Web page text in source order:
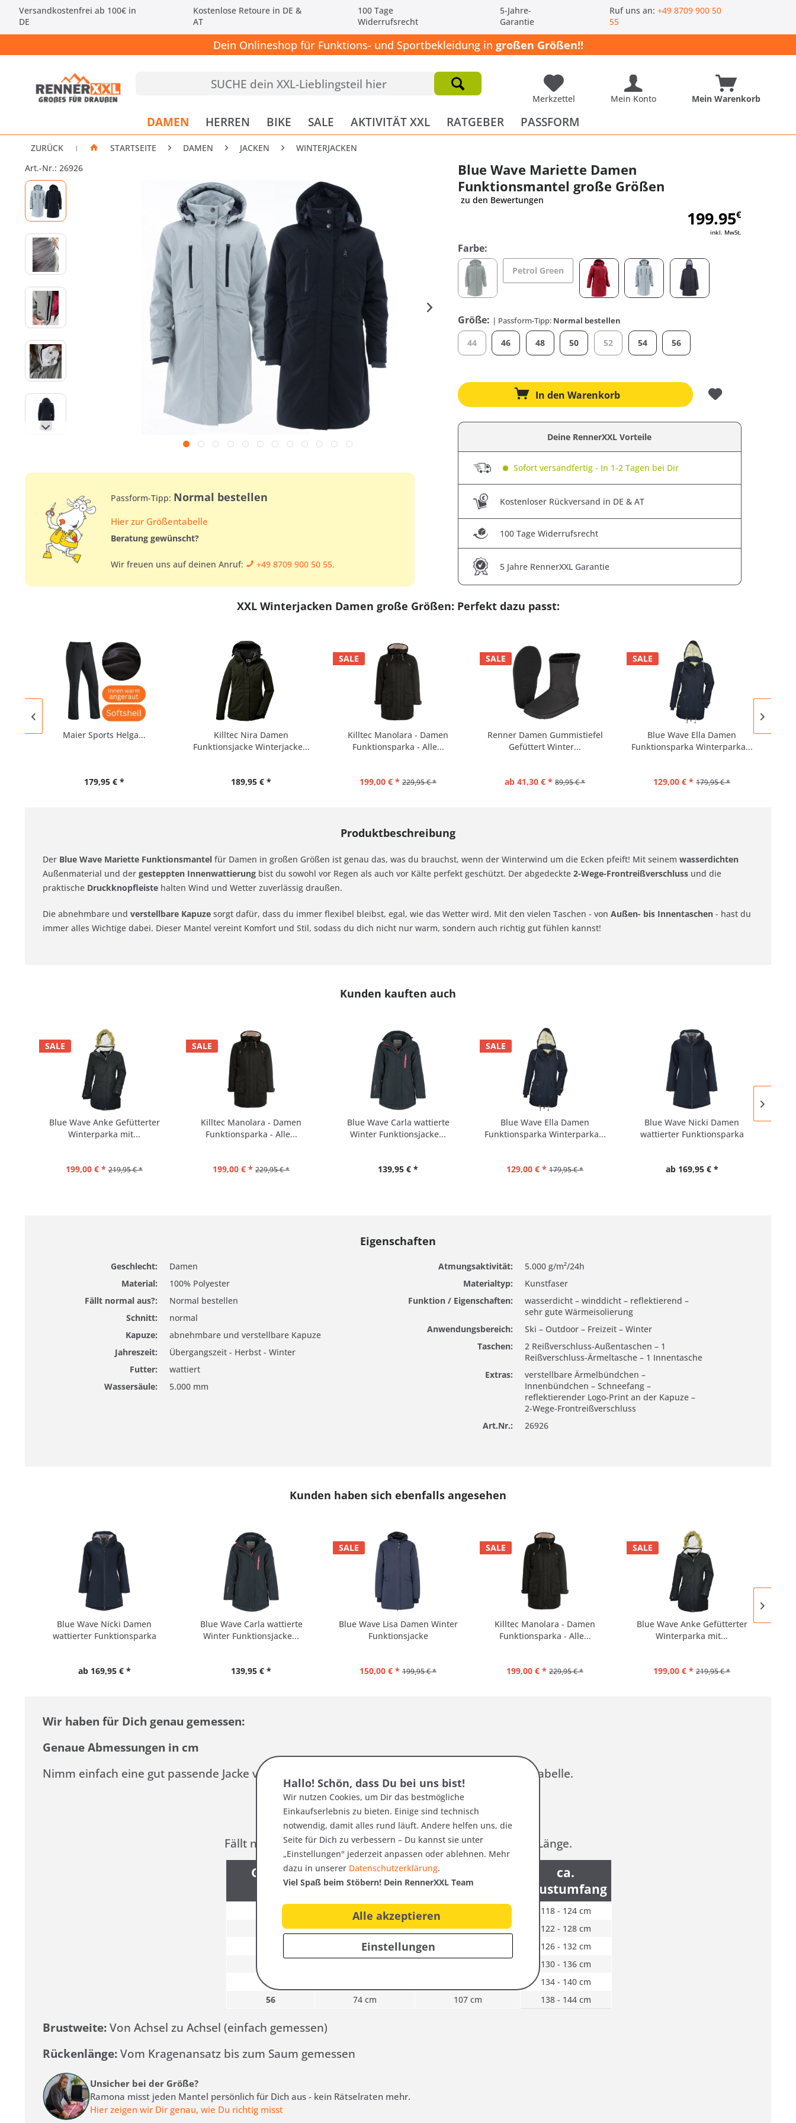
Versandkostenfrei ab 100€ in
DE
Kostenlose Retoure in DE &
AT
100 Tage
Widerrufsrecht
5-Jahre-
Garantie
Ruf uns an:+49 8709 900 50
55
Dein Onlineshop für Funktions- und Sportbekleidung in großen Größen!!
Merkzettel Mein Konto Mein Warenkorb
DAMEN HERREN BIKE SALE AKTIVITÄT XXL RATGEBER PASSFORM
ZURÜCK | STARTSEITE DAMEN JACKEN WINTERJACKEN
Passform-Tipp: Normal bestellen
Hier zur Größentabelle
Beratung gewünscht?
Wir freuen uns auf deinen Anruf: +49 8709 900 50 55.
Blue Wave Mariette Damen
Funktionsmantel große Größen
Art.-Nr.: 26926
zu den Bewertungen
199.95€
inkl. MwSt.
Farbe:
Petrol Green
Größe: | Passform-Tipp: Normal bestellen
44 46 48 50 52 54 56
In den Warenkorb
Deine RennerXXL Vorteile
Sofort versandfertig - In 1-2 Tagen bei Dir
Kostenloser Rückversand in DE & AT
100 Tage Widerrufsrecht
5 Jahre RennerXXL Garantie
XXL Winterjacken Damen große Größen: Perfekt dazu passt:
Maier Sports Helga...
179,95 € *
Killtec Nira Damen
Funktionsjacke Winterjacke...
189,95 € *
SALE
Killtec Manolara - Damen
Funktionsparka - Alle...
199,00 € * 229,95 € *
SALE
Renner Damen Gummistiefel
Gefüttert Winter...
ab 41,30 € * 89,95 € *
SALE
Blue Wave Ella Damen
Funktionsparka Winterparka...
129,00 € * 179,95 € *
Produktbeschreibung
Der Blue Wave Mariette Funktionsmantel für Damen in großen Größen ist genau das, was du brauchst, wenn der Winterwind um die Ecken pfeift! Mit seinem wasserdichten
Außenmaterial und der gesteppten Innenwattierung bist du sowohl vor Regen als auch vor Kälte perfekt geschützt. Der abgedeckte 2-Wege-Frontreißverschluss und die
praktische Druckknopfleiste halten Wind und Wetter zuverlässig draußen.
Die abnehmbare und verstellbare Kapuze sorgt dafür, dass du immer flexibel bleibst, egal, wie das Wetter wird. Mit den vielen Taschen - von Außen- bis Innentaschen - hast du
immer alles Wichtige dabei. Dieser Mantel vereint Komfort und Stil, sodass du dich nicht nur warm, sondern auch richtig gut fühlen kannst!
Kunden kauften auch
SALE
Blue Wave Anke Gefütterter
Winterparka mit...
199,00 € * 219,95 € *
SALE
Killtec Manolara - Damen
Funktionsparka - Alle...
199,00 € * 229,95 € *
Blue Wave Carla wattierte
Winter Funktionsjacke...
139,95 € *
SALE
Blue Wave Ella Damen
Funktionsparka Winterparka...
129,00 € * 179,95 € *
Blue Wave Nicki Damen
wattierter Funktionsparka
ab 169,95 € *
Eigenschaften
Geschlecht:
Damen
Material:
100% Polyester
Fällt normal aus?:
Normal bestellen
Schnitt:
normal
Kapuze:
abnehmbare und verstellbare Kapuze
Jahreszeit:
Übergangszeit - Herbst - Winter
Futter:
wattiert
Wassersäule:
5.000 mm
Atmungsaktivität:
5.000 g/m²/24h
Materialtyp:
Kunstfaser
Funktion / Eigenschaften:
wasserdicht – winddicht – reflektierend –
sehr gute Wärmeisolierung
Anwendungsbereich:
Ski – Outdoor – Freizeit – Winter
Taschen:
2 Reißverschluss-Außentaschen – 1
Reißverschluss-Ärmeltasche – 1 Innentasche
Extras:
verstellbare Ärmelbündchen –
Innenbündchen – Schneefang –
reflektierender Logo-Print an der Kapuze –
2-Wege-Frontreißverschluss
Art.Nr.:
26926
Kunden haben sich ebenfalls angesehen
Blue Wave Nicki Damen
wattierter Funktionsparka
ab 169,95 € *
Blue Wave Carla wattierte
Winter Funktionsjacke...
139,95 € *
SALE
Blue Wave Lisa Damen Winter
Funktionsjacke
150,00 € * 199,95 € *
SALE
Killtec Manolara - Damen
Funktionsparka - Alle...
199,00 € * 229,95 € *
SALE
Blue Wave Anke Gefütterter
Winterparka mit...
199,00 € * 219,95 € *
Wir haben für Dich genau gemessen:
Genaue Abmessungen in cm
Nimm einfach eine gut passende Jacke von Dir und vergleiche die Abmessungen mit dieser Tabelle.
Fällt normal aus - Ärmel haben eine angenehme, normale Länge.
Größe Brustweite Rückenlänge
ca.
Brustumfang
64 cm
118 - 124 cm
66 cm 95 cm
122 - 128 cm
68 cm
126 - 132 cm
130 - 136 cm
54
134 - 140 cm
56
74 cm 107 cm 138 - 144 cm
Brustweite:Von Achsel zu Achsel (einfach gemessen)
Rückenlänge:Vom Kragenansatz bis zum Saum gemessen
Unsicher bei der Größe?
Ramona misst jeden Mantel persönlich für Dich aus - kein Rätselraten mehr.
Hier zeigen wir Dir genau, wie Du richtig misst
Hallo! Schön, dass Du bei uns bist!
Wir nutzen Cookies, um Dir das bestmögliche
Einkaufserlebnis zu bieten. Einige sind technisch
notwendig, damit alles rund läuft. Andere helfen uns, die
Seite für Dich zu verbessern – Du kannst sie unter
„Einstellungen" jederzeit anpassen oder ablehnen. Mehr
dazu in unserer Datenschutzerklärung.
Viel Spaß beim Stöbern! Dein RennerXXL Team
Alle akzeptieren
Einstellungen